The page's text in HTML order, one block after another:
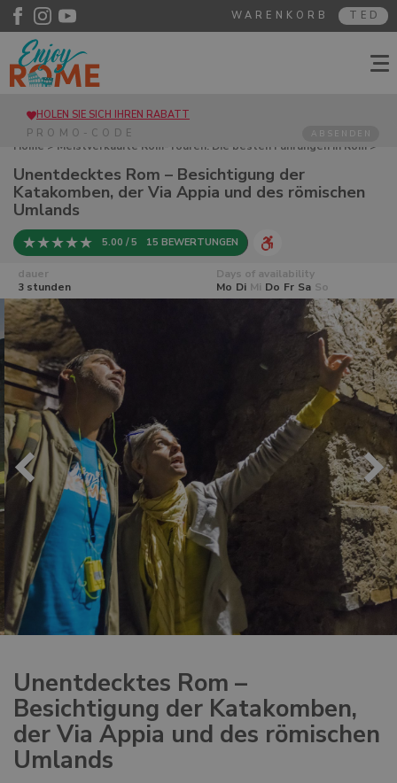
TED
WARENKORB
HOLEN SIE SICH IHREN RABATT
ABSENDEN
Home > Meistverkaufte Rom-Touren. Die besten Führungen in Rom >
und des römischen Umlands
Unentdecktes Rom – Besichtigung der
Katakomben, der Via Appia und des römischen
Umlands
5.00 / 5 15 BEWERTUNGEN
Days of availability
Mo Di Mi Do Fr Sa So
dauer
3 stunden
Unentdecktes Rom –
Besichtigung der Katakomben,
der Via Appia und des römischen
Umlands